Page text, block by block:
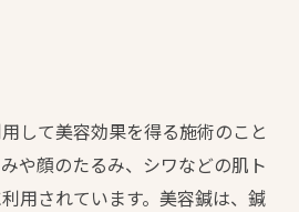
して美容効果を得る施術のこと
や顔のたるみ、シワなどの肌ト
用されています。美容鍼は、鍼